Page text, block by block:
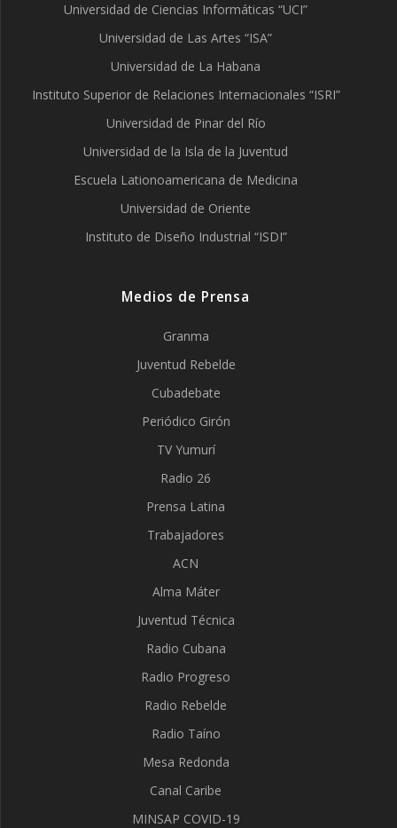
Universidad de Ciencias Informáticas “UCI”
Universidad de Las Artes “ISA”
Universidad de La Habana
Instituto Superior de Relaciones Internacionales “ISRI”
Universidad de Pinar del Río
Universidad de la Isla de la Juventud
Escuela Lationoamericana de Medicina
Universidad de Oriente
Instituto de Diseño Industrial “ISDI”
Medios de Prensa
Granma
Juventud Rebelde
Cubadebate
Periódico Girón
TV Yumurí
Radio 26
Prensa Latina
Trabajadores
ACN
Alma Máter
Juventud Técnica
Radio Cubana
Radio Progreso
Radio Rebelde
Radio Taíno
Mesa Redonda
Canal Caribe
MINSAP COVID-19